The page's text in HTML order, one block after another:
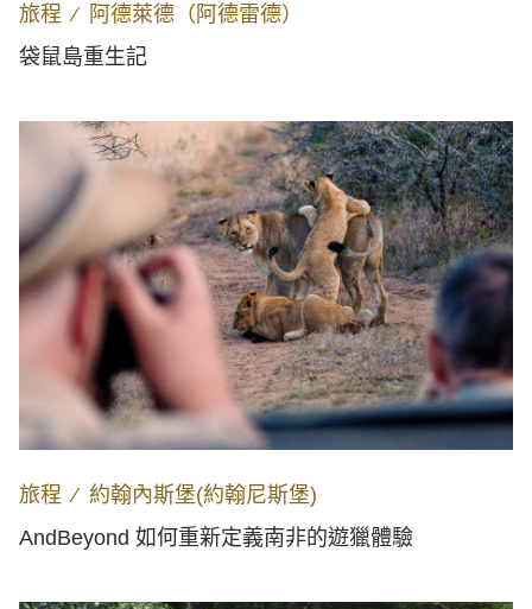
旅程 ∕ 阿德萊德（阿德雷德）
袋鼠島重生記
旅程 ∕ 約翰內斯堡(約翰尼斯堡)
AndBeyond 如何重新定義南非的遊獵體驗